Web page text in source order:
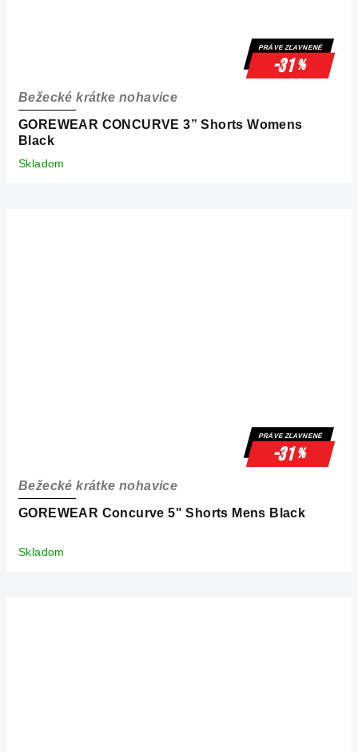
PRÁVE ZĽAVNENÉ
-31%
GOREWEAR CONCURVE 3” Shorts Womens
Black
Bežecké krátke nohavice
Skladom
PRÁVE ZĽAVNENÉ
-31%
GOREWEAR Concurve 5" Shorts Mens Black
Bežecké krátke nohavice
Skladom